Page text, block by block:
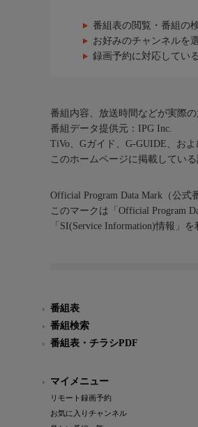
番組表の閲覧・番組の
お好みのチャンネルを
録画予約に対応してい
番組内容、放送時間などが実際
番組データ提供元：IPG Inc.
TiVo、Gガイド、G-GUIDE、お
このホームページに掲載してい
Official Program Data Mark（公式
このマークは「Official Program
「SI(Service Information)情報」
番組表
番組検索
番組表・チラシPDF
マイメニュー
リモート録画予約
お気に入りチャンネル